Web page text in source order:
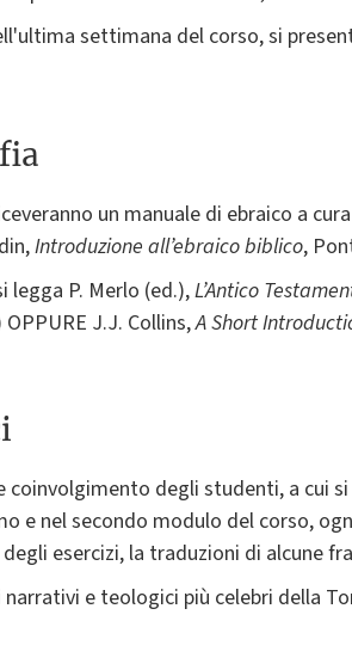
settimana del corso, si
un manuale di ebraico a
Introduzione all’ebraico biblico,
legga P. Merlo (ed.),L’Antico
OPPURE J.J. Collins,A Short
coinvolgimento degli studenti, a cui
e nel secondo modulo del corso,
esercizi, la traduzioni di alcune
e teologici più celebri della